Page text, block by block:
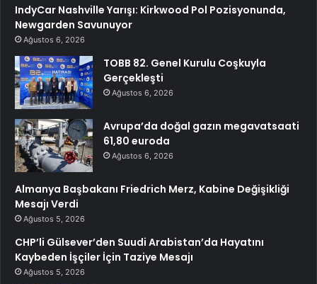
IndyCar Nashville Yarışı: Kirkwood Pol Pozisyonunda,
Newgarden Savunuyor
Ağustos 6, 2026
TOBB 82. Genel Kurulu Coşkuyla
Gerçekleşti
Ağustos 6, 2026
Avrupa’da doğal gazın megavatsaati
61,80 euroda
Ağustos 6, 2026
Almanya Başbakanı Friedrich Merz, Kabine Değişikliği
Mesajı Verdi
Ağustos 5, 2026
CHP’li Gülsever’den Suudi Arabistan’da Hayatını
Kaybeden İşçiler İçin Taziye Mesajı
Ağustos 5, 2026